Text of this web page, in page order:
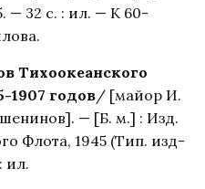
— 32 с. : ил. — К 60-
Тихоокеанского
1907 годов/ [майор И.
— [Б. м.] : Изд.
Флота, 1945 (Тип. изд-
ил.